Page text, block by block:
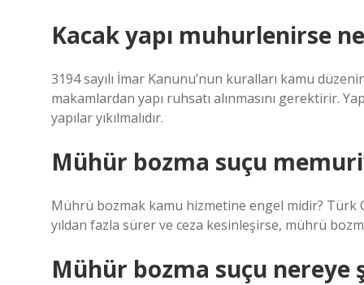
Kacak yapı muhurlenirse
3194 sayılı İmar Kanunu’nun kuralları kamu
makamlardan yapı ruhsatı alınmasını gerektirir.
yapılar yıkılmalıdır.
Mühür bozma suçu
Mührü bozmak kamu hizmetine engel midir? Türk
yıldan fazla sürer ve ceza kesinleşirse, mührü
Mühür bozma suçu nereye